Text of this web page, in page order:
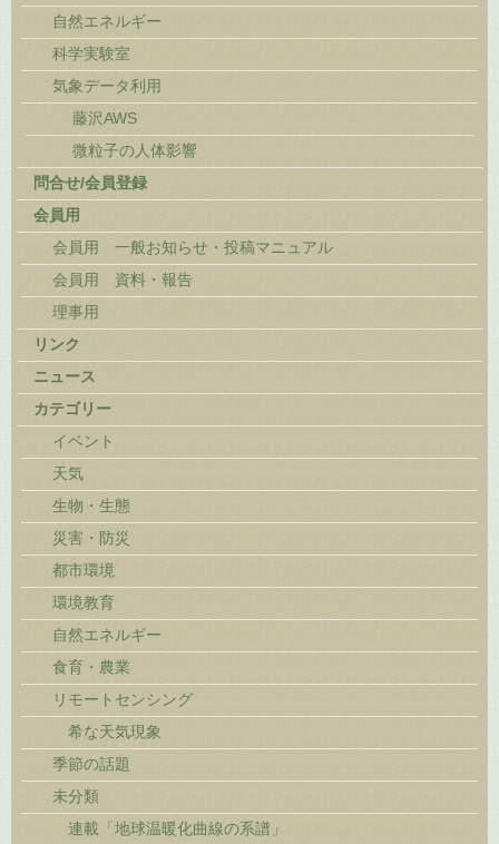
自然エネルギー
科学実験室
気象データ利用
藤沢AWS
微粒子の人体影響
問合せ/会員登録
会員用
会員用 一般お知らせ・投稿マニュアル
会員用 資料・報告
理事用
リンク
ニュース
カテゴリー
イベント
天気
生物・生態
災害・防災
都市環境
環境教育
自然エネルギー
食育・農業
リモートセンシング
希な天気現象
季節の話題
未分類
連載「地球温暖化曲線の系譜」